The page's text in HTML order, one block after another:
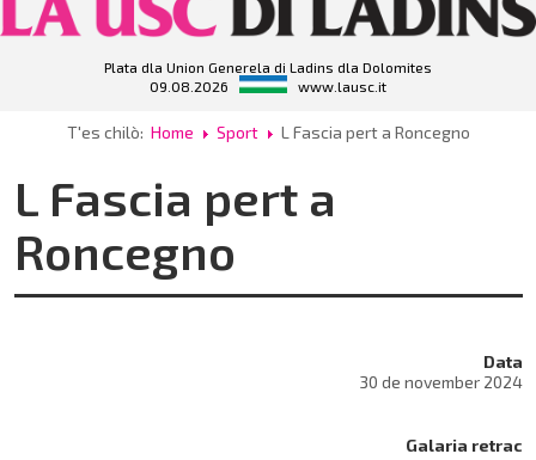
Plata dla Union Generela di Ladins dla Dolomites
09.08.2026
www.lausc.it
T'es chilò: Home Sport L Fascia pert a Roncegno
L Fascia pert a
Roncegno
Data
30 de november 2024
Galaria retrac